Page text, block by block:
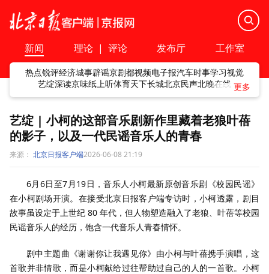
新闻 理论 | 评论 发布厅 工作室
热点锐评经济城事辟谣京剧都视频电子报汽车时事学习视觉
艺绽深读京味纸上听体育天下长城北京民声北晚在线
艺绽 | 小柯的这部音乐剧新作里藏着老狼叶蓓
的影子，以及一代民谣音乐人的青春
来源： 北京日报客户端2026-06-08 21:19
6月6日至7月19日，音乐人小柯最新原创音乐剧《校园民谣》
在小柯剧场开演。在接受北京日报客户端专访时，小柯透露，剧目
故事虽设定于上世纪 80 年代，但人物塑造融入了老狼、叶蓓等校园
民谣音乐人的经历，饱含一代音乐人青春情怀。
剧中主题曲《谢谢你让我遇见你》由小柯与叶蓓携手演唱，这
首歌并非情歌，而是小柯献给过往帮助过自己的人的一首歌。小柯